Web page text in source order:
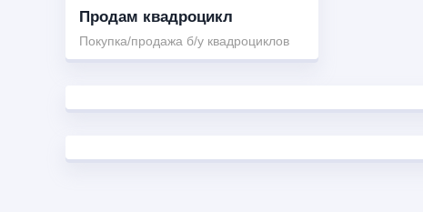
Продам квадроцикл
Покупка/продажа б/у квадроциклов